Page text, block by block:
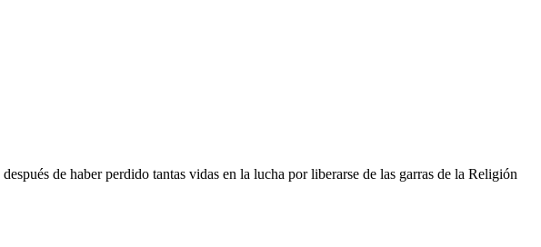
de haber perdido tantas vidas en la lucha por liberarse de las garras de la Religión